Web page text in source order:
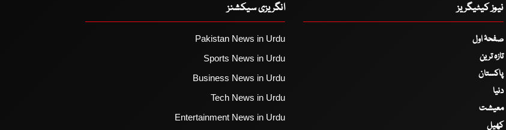
نیوز کیٹیگریز
صفحۂ اول
تازہ ترین
پاکستان
دنیا
معیشت
کھیل
انگریزی سیکشنز
Pakistan News in Urdu
Sports News in Urdu
Business News in Urdu
Tech News in Urdu
Entertainment News in Urdu